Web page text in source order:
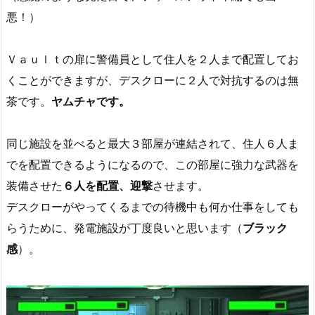
悪！）
Ｖａｕｌｔの扉に警備員として住人を２人まで配置してお
くことができますが、デスクローに２人で対抗するのは無
茶です。 ヤムチャです。
同じ施設を並べると最大３部屋が連結されて、住人６人ま
でを配置できるようになるので、この部屋に強力な武器を
装備させた ６人を配置、迎撃させます。
デスクローがやってくるまでの待機中も何か仕事をしても
らうために、発電施設が丁度良いと思います（ブラック
感）。